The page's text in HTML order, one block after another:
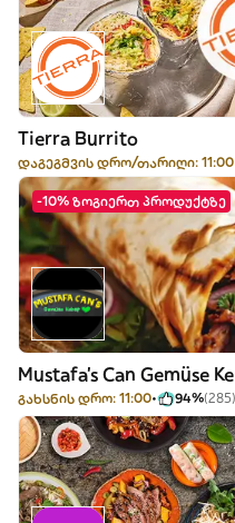
Tierra Burrito
დაგეგმვის დრო/თარიღი: 11:00
-10% ზოგიერთ პროდუქტზე
Mustafa's Can Gemüse
გახსნის დრო: 11:00 94%(285)